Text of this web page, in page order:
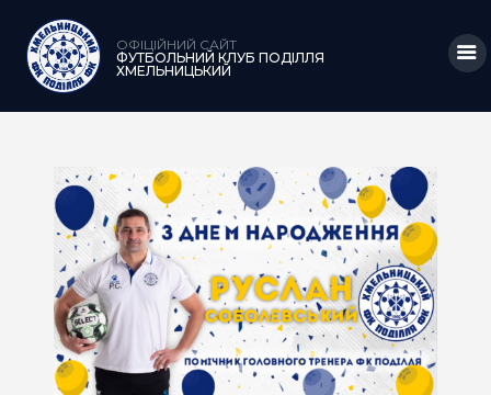
ОФІЦІЙНИЙ САЙТ
ФУТБОЛЬНИЙ КЛУБ ПОДІЛЛЯ
ХМЕЛЬНИЦЬКИЙ
ГОЛОВНА
НОВИНИ
КЛУБ
КОМАНДА
МАТЧІ
АКАДЕМІЯ